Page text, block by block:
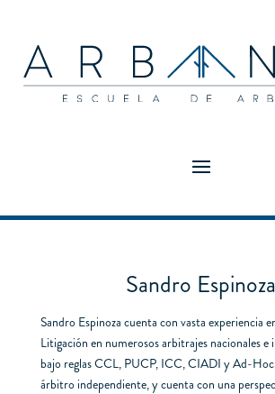
Sandro Espinoza
Sandro Espinoza cuenta con vasta experiencia
Litigación en numerosos arbitrajes nacionales e
bajo reglas CCL, PUCP, ICC, CIADI y Ad-
árbitro independiente, y cuenta con una